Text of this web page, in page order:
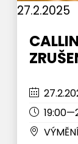
27.2.2025